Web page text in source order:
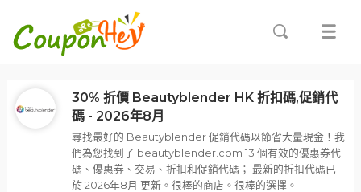
30% 折價 Beautyblender HK 折扣碼,促銷代
碼 - 2026年8月
尋找最好的 Beautyblender 促銷代碼以節省大量現金！我
們為您找到了 beautyblender.com 13 個有效的優惠券代
碼、優惠券、交易、折扣和促銷代碼； 最新的折扣代碼已
於 2026年8月 更新。很棒的商店。很棒的選擇。